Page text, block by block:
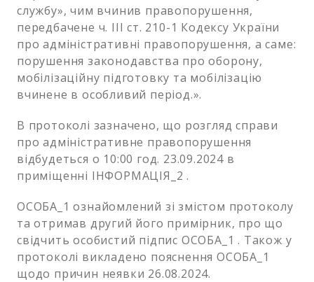
службу», чим вчинив правопорушення,
передбачене ч. ІІІ ст. 210-1 Кодексу України
про адміністративні правопорушення, а саме:
порушення законодавства про оборону,
мобілізаційну підготовку та мобілізацію
вчинене в особливий період.».
В протоколі зазначено, що розгляд справи
про адміністративне правопорушення
відбудеться о 10:00 год. 23.09.2024 в
приміщенні ІНФОРМАЦІЯ_2 .
ОСОБА_1 ознайомлений зі змістом протоколу
та отримав другий його примірник, про що
свідчить особистий підпис ОСОБА_1 . Також у
протоколі викладено пояснення ОСОБА_1
щодо причин неявки 26.08.2024.